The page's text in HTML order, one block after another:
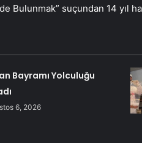
Bulunmak” suçundan 14 yıl
Bayramı Yolculuğu
6, 2026